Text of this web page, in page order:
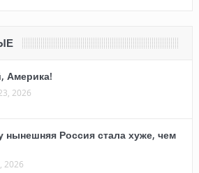
Америка!
2026
нынешняя Россия стала хуже, чем
2026